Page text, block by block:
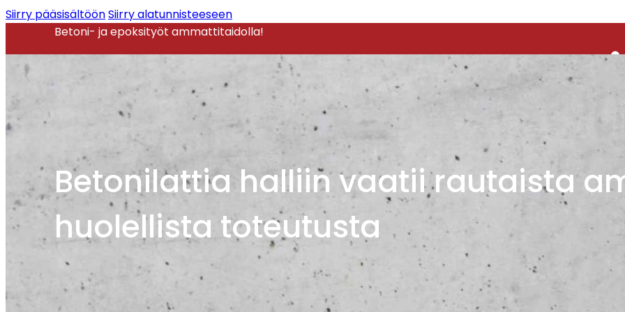
Siirry pääsisältöönSiirry alatunnisteeseen
Betoni- ja epoksityöt ammattitaidolla!
Betonilattia halliin vaatii rautaista
huolellista toteutusta